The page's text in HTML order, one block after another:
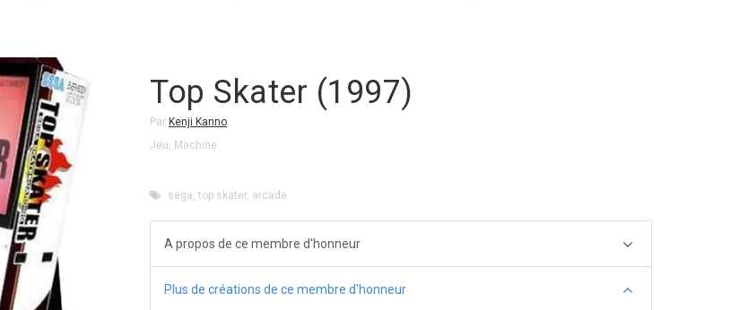
Top Skater (1997)
Par Kenji Kanno
Jeu Machine
sega top skater, arcade
A propos de ce membre d'honneur
Plus de créations de ce membre d'honneur